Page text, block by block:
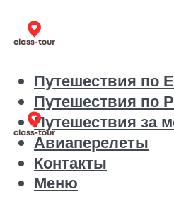
Путешествия по
Путешествия по
Путешествия за
Авиаперелеты
Контакты
Меню